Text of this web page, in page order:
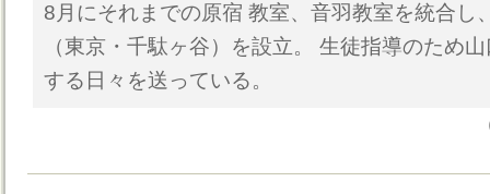
8月にそれまでの原宿 教室、音羽教室を統合し
（東京・千駄ヶ谷）を設立。 生徒指導のため
する日々を送っている。